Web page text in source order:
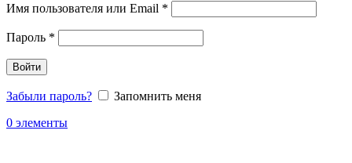
Имя пользователя или Email *
Пароль *
Войти
Забыли пароль?
Запомнить меня
0 элементы